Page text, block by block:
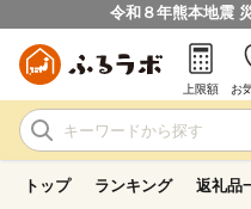
令和８年熊本地震
上限額 お
トップ ランキング 返礼品